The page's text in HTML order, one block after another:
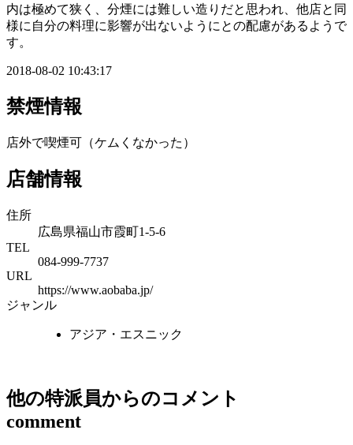
内は極めて狭く、分煙には難しい造りだと思われ、他店と同
様に自分の料理に影響が出ないようにとの配慮があるようで
す。
2018-08-02 10:43:17
禁煙情報
店外で喫煙可（ケムくなかった）
店舗情報
住所
広島県福山市霞町1-5-6
TEL
084-999-7737
URL
https://www.aobaba.jp/
ジャンル
アジア・エスニック
外部サイトへ
他の特派員からのコメント
comment